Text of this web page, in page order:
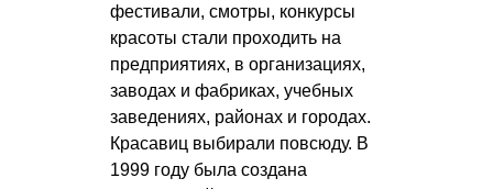
фестивали, смотры, конкурсы
красоты стали проходить на
предприятиях, в организациях,
заводах и фабриках, учебных
заведениях, районах и городах.
Красавиц выбирали повсюду. В
1999 году была создана